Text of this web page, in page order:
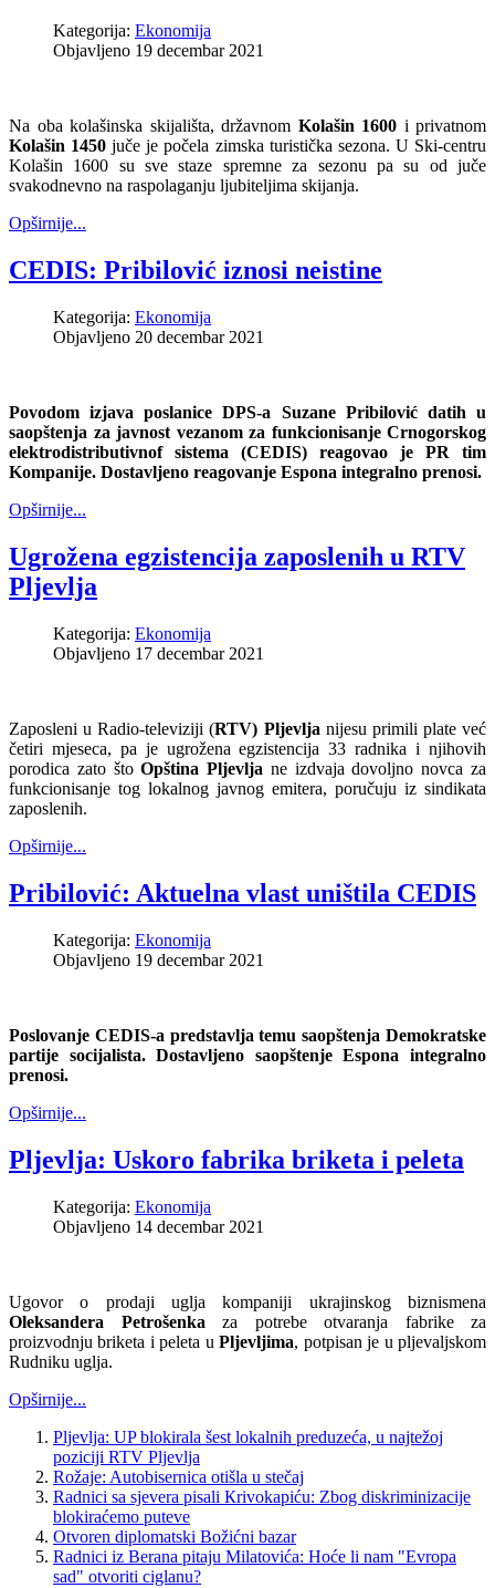
Kategorija: Ekonomija
Objavljeno 19 decembar 2021
Na oba kolašinska skijališta, državnom Kolašin 1600 i privatnom
Kolašin 1450 juče je počela zimska turistička sezona. U Ski-centru
Kolašin 1600 su sve staze spremne za sezonu pa su od juče
svakodnevno na raspolaganju ljubiteljima skijanja.
Opširnije...
CEDIS: Pribilović iznosi neistine
Kategorija: Ekonomija
Objavljeno 20 decembar 2021
Povodom izjava poslanice DPS-a Suzane Pribilović datih u
saopštenja za javnost vezanom za funkcionisanje Crnogorskog
elektrodistributivnof sistema (CEDIS) reagovao je PR tim
Kompanije. Dostavljeno reagovanje Espona integralno prenosi.
Opširnije...
Ugrožena egzistencija zaposlenih u RTV
Pljevlja
Kategorija: Ekonomija
Objavljeno 17 decembar 2021
Zaposleni u Radio-televiziji (RTV) Pljevlja nijesu primili plate već
četiri mjeseca, pa je ugrožena egzistencija 33 radnika i njihovih
porodica zato štoOpština Pljevlja ne izdvaja dovoljno novca za
funkcionisanje tog lokalnog javnog emitera, poručuju iz sindikata
zaposlenih.
Opširnije...
Pribilović: Aktuelna vlast uništila CEDIS
Kategorija: Ekonomija
Objavljeno 19 decembar 2021
Poslovanje CEDIS-a predstavlja temu saopštenja Demokratske
partije socijalista. Dostavljeno saopštenje Espona integralno
prenosi.
Opširnije...
Pljevlja: Uskoro fabrika briketa i peleta
Kategorija: Ekonomija
Objavljeno 14 decembar 2021
Ugovor o prodaji uglja kompaniji ukrajinskog biznismena
Oleksandera Petrošenka za potrebe otvaranja fabrike za
proizvodnju briketa i peleta uPljevljima, potpisan je u pljevaljskom
Rudniku uglja.
Opširnije...
Pljevlja: UP blokirala šest lokalnih preduzeća, u najtežoj
poziciji RTV Pljevlja
Rožaje: Autobisernica otišla u stečaj
Radnici sa sjevera pisali Кrivokapiću: Zbog diskriminizacije
blokiraćemo puteve
Otvoren diplomatski Božićni bazar
Radnici iz Berana pitaju Milatovića: Hoće li nam "Evropa
sad" otvoriti ciglanu?